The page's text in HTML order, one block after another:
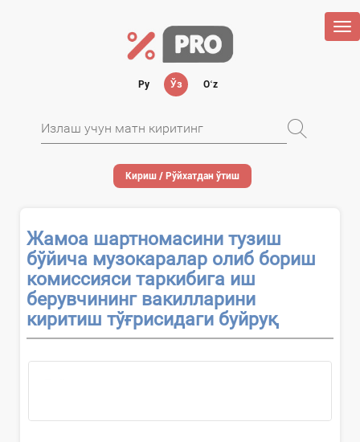
Ру Ўз Oʻz
Кириш / Рўйхатдан ўтиш
Жамоа шартномасини тузиш
бўйича музокаралар олиб бориш
комиссияси таркибига иш
берувчининг вакилларини
киритиш тўғрисидаги буйруқ